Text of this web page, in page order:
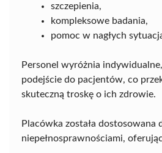
szczepienia,
kompleksowe badania,
pomoc w nagłych
Personel wyróżnia
podejście do pacjentów, co
skuteczną troskę o ich zdrowie.
Placówka została dostosowana
niepełnosprawnościami,